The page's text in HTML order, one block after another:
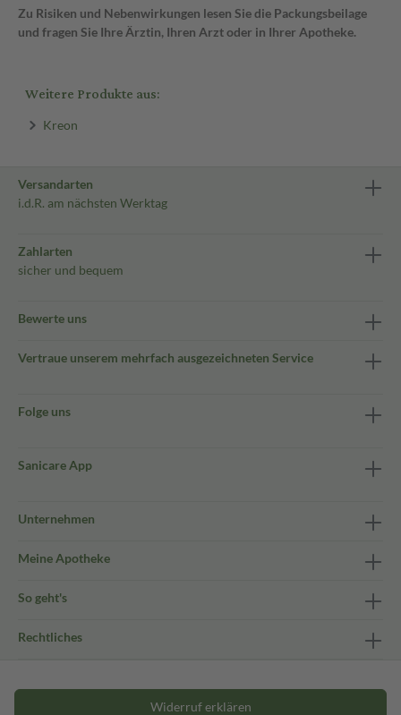
Zu Risiken und Nebenwirkungen lesen Sie die Packungsbeilage
und fragen Sie Ihre Ärztin, Ihren Arzt oder in Ihrer Apotheke.
Weitere Produkte aus:
Kreon
Versandarten
i.d.R. am nächsten Werktag
Zahlarten
sicher und bequem
Bewerte uns
Vertraue unserem mehrfach ausgezeichneten Service
Folge uns
Sanicare App
Unternehmen
Meine Apotheke
So geht's
Rechtliches
Widerruf erklären